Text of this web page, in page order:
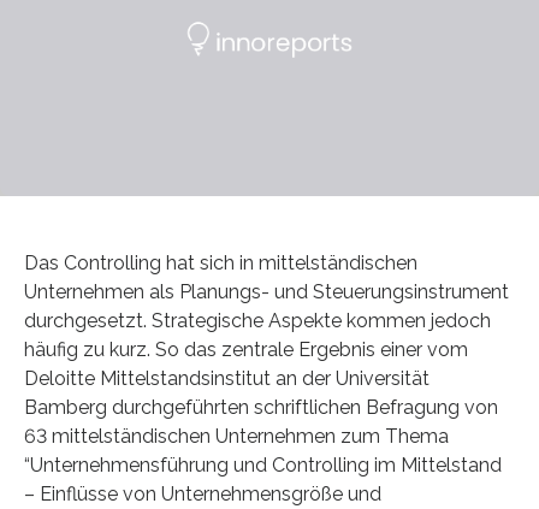
Das Controlling hat sich in mittelständischen
Unternehmen als Planungs- und Steuerungsinstrument
durchgesetzt. Strategische Aspekte kommen jedoch
häufig zu kurz. So das zentrale Ergebnis einer vom
Deloitte Mittelstandsinstitut an der Universität
Bamberg durchgeführten schriftlichen Befragung von
63 mittelständischen Unternehmen zum Thema
“Unternehmensführung und Controlling im Mittelstand
– Einflüsse von Unternehmensgröße und